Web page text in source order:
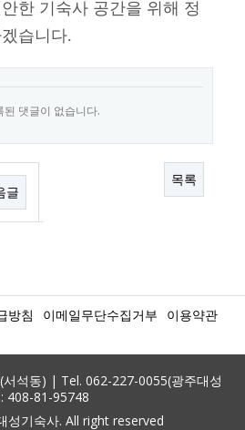
한 기숙사 공간을 위해 정
습니다.
된 댓글이 없습니다.
글
목록
방침 이메일무단수집거부
이용약관
석동) | Tel. 062-227-0055(광주대성
408-81-95748
성기숙사. All right reserved